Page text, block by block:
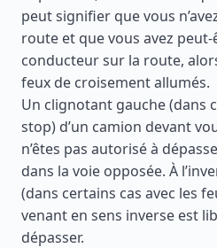
peut signifier que vous
route et que vous avez
conducteur sur la route,
feux de croisement allumés.
Un clignotant gauche (dans
stop) d’un camion devant
n’êtes pas autorisé à
dans la voie opposée. À
(dans certains cas avec les
venant en sens inverse est
dépasser.